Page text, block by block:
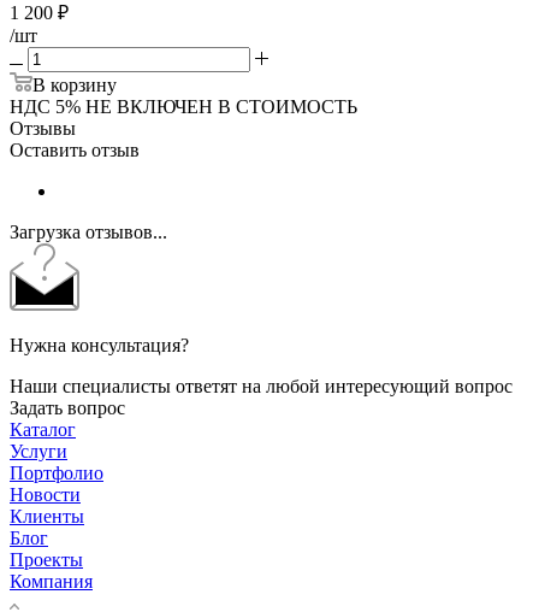
1 200 ₽
/шт
В корзину
НДС 5% НЕ ВКЛЮЧЕН В СТОИМОСТЬ
Отзывы
Оставить отзыв
Загрузка отзывов...
Нужна консультация?
Наши специалисты ответят на любой интересующий вопрос
Задать вопрос
Каталог
Услуги
Портфолио
Новости
Клиенты
Блог
Проекты
Компания